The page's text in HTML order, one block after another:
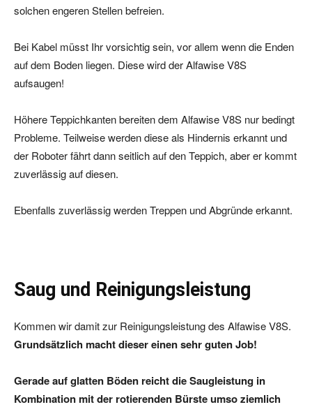
solchen engeren Stellen befreien.
Bei Kabel müsst Ihr vorsichtig sein, vor allem wenn die Enden
auf dem Boden liegen. Diese wird der Alfawise V8S
aufsaugen!
Höhere Teppichkanten bereiten dem Alfawise V8S nur bedingt
Probleme. Teilweise werden diese als Hindernis erkannt und
der Roboter fährt dann seitlich auf den Teppich, aber er kommt
zuverlässig auf diesen.
Ebenfalls zuverlässig werden Treppen und Abgründe erkannt.
Saug und Reinigungsleistung
Kommen wir damit zur Reinigungsleistung des Alfawise V8S.
Grundsätzlich macht dieser einen sehr guten Job!
Gerade auf glatten Böden reicht die Saugleistung in
Kombination mit der rotierenden Bürste umso ziemlich